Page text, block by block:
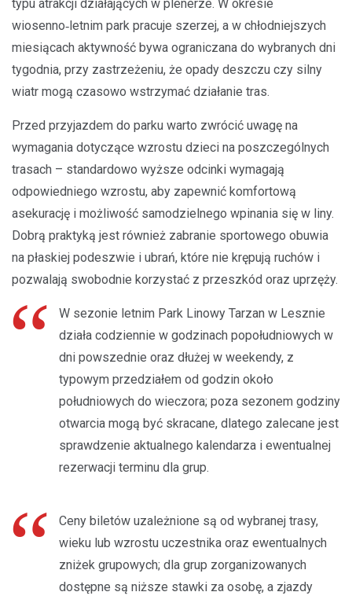
typu atrakcji działających w plenerze. W okresie
wiosenno‑letnim park pracuje szerzej, a w chłodniejszych
miesiącach aktywność bywa ograniczana do wybranych dni
tygodnia, przy zastrzeżeniu, że opady deszczu czy silny
wiatr mogą czasowo wstrzymać działanie tras.
Przed przyjazdem do parku warto zwrócić uwagę na
wymagania dotyczące wzrostu dzieci na poszczególnych
trasach – standardowo wyższe odcinki wymagają
odpowiedniego wzrostu, aby zapewnić komfortową
asekurację i możliwość samodzielnego wpinania się w liny.
Dobrą praktyką jest również zabranie sportowego obuwia
na płaskiej podeszwie i ubrań, które nie krępują ruchów i
pozwalają swobodnie korzystać z przeszkód oraz uprzęży.
W sezonie letnim Park Linowy Tarzan w Lesznie
działa codziennie w godzinach popołudniowych w
dni powszednie oraz dłużej w weekendy, z
typowym przedziałem od godzin około
południowych do wieczora; poza sezonem godziny
otwarcia mogą być skracane, dlatego zalecane jest
sprawdzenie aktualnego kalendarza i ewentualnej
rezerwacji terminu dla grup.
Ceny biletów uzależnione są od wybranej trasy,
wieku lub wzrostu uczestnika oraz ewentualnych
zniżek grupowych; dla grup zorganizowanych
dostępne są niższe stawki za osobę, a zjazdy